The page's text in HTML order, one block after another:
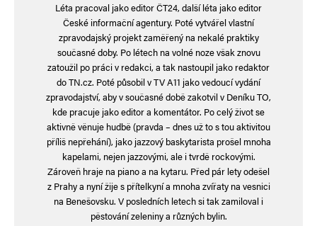
IDe
27. 2. 2025 (8:14)
Hluboce se mýlíte, PČR nemusela konat,
mohla věc odložit (Trestní řád č. 141/1961 Sb.
§ 159a), tak jako by nepochybně odložila
trestní oznámení na kohokoliv z vlády!
Odpovědět
lubos
Léta pracoval jako editor ČT24, další léta jako editor
České informační agentury. Poté vytvářel vlastní
zpravodajský projekt zaměřený na nekalé praktiky
současné doby. Po létech na volné noze však znovu
zatoužil po práci v redakci, a tak nastoupil jako redaktor
do TN.cz. Poté působil v TV A11 jako vedoucí vydání
zpravodajství, aby v současné době zakotvil v Deníku TO,
kde pracuje jako editor a komentátor. Po celý život se
aktivně věnuje hudbě (pravda – dnes už to s tou aktivitou
příliš nepřehání), jako jazzový baskytarista prošel mnoha
kapelami, nejen jazzovými, ale i tvrdě rockovými.
Zároveň hraje na piano a na kytaru. Před pár lety odešel
z Prahy a nyní žije s přítelkyní a mnoha zvířaty na vesnici
na Benešovsku. V posledních letech si tak zamiloval i
pěstování zeleniny a různých bylin.